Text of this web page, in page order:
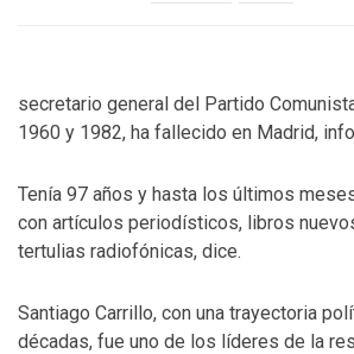
secretario general del Partido
1960 y 1982, ha fallecido en Madrid,
Tenía 97 años y hasta los últimos
con artículos periodísticos, libros
tertulias radiofónicas, dice.
Santiago Carrillo, con una trayectoria
décadas, fue uno de los líderes de la